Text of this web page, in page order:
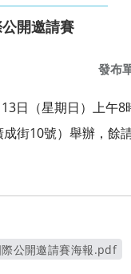
開邀請賽
發布
日（星期日）上午8
街10號）舉辦，餘
公開邀請賽海報.pdf